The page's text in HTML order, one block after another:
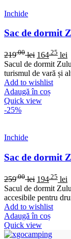
Inchide
Sac de dormit
219.00 lei 164.25 lei
Sacul de dormit
turismul de vară și
Add to wishlist
Adaugă în coș
Quick view
-25%
Inchide
Sac de dormit
259.00 lei 194 .25 lei
Sacul de dormit
accesibile pentru
Add to wishlist
Adaugă în coș
Quick view